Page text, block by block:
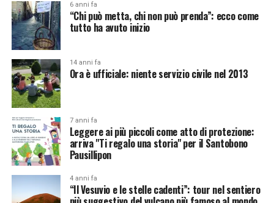
6 anni fa
“Chi può metta, chi non può prenda”: ecco come
tutto ha avuto inizio
14 anni fa
Ora è ufficiale: niente servizio civile nel 2013
7 anni fa
Leggere ai più piccoli come atto di protezione:
arriva "Ti regalo una storia" per il Santobono
Pausillipon
4 anni fa
“Il Vesuvio e le stelle cadenti”: tour nel sentiero